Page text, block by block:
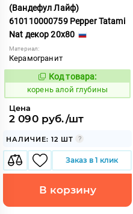
(Вандефул Лайф)
610110000759 Pepper Tatami
Nat декор 20x80
Материал:
Керамогранит
781392
Код товара:
корень алой глубины
Цена
2 090 руб./шт
НАЛИЧИЕ: 12 ШТ
Заказ в 1 клик
В корзину